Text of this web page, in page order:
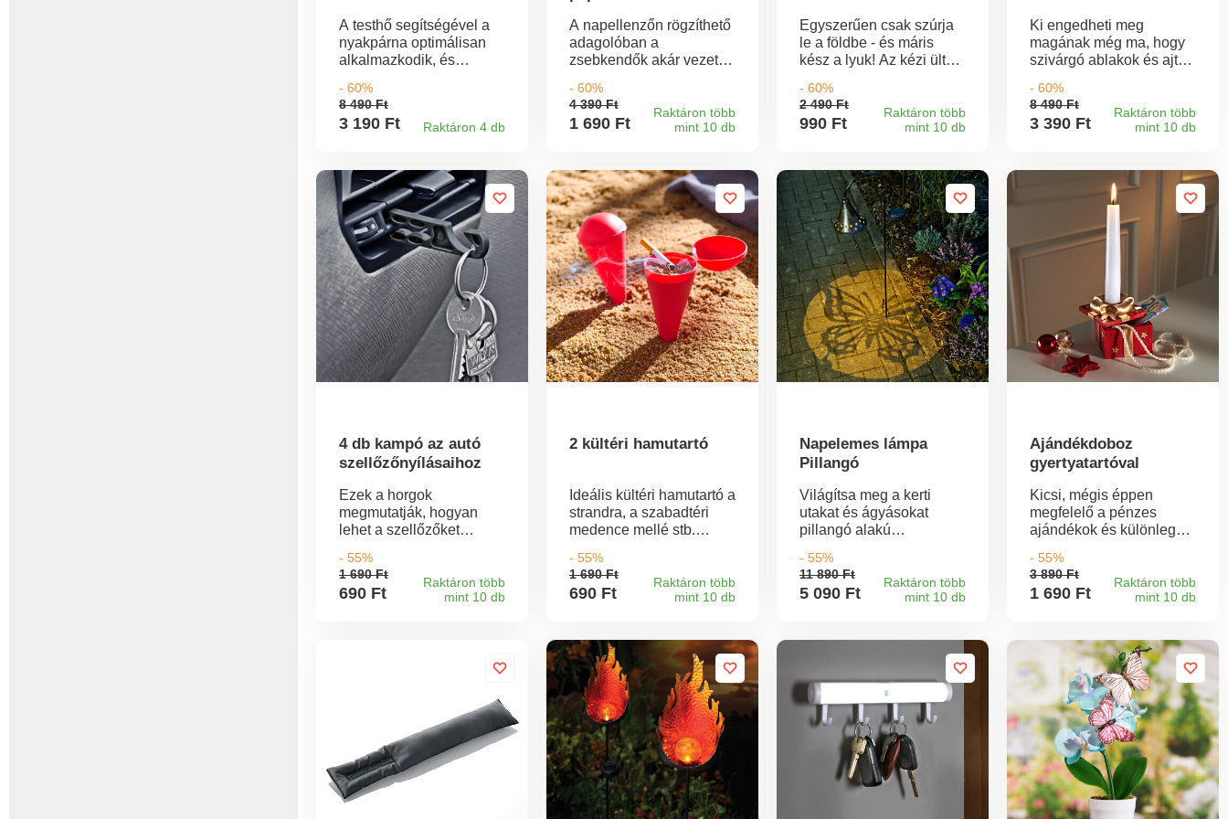
A testhő segítségével a
nyakpárna optimálisan
alkalmazkodik, és
a váll területét.
Egyszerűen rögzítse a
fejtámlához a rugalmas
- 60%
8 490 Ft
3 190 Ft Raktáron 4 db
A napellenzőn rögzíthető
adagolóban a
zsebkendők akár vezetés
Ugyanolyan praktikus,
mint amilyen
helytakarékos - maszkok
- 60%
4 390 Ft
1 690 Ft
Raktáron több
mint 10 db
Egyszerűen csak szúrja
le a földbe - és máris
kész a lyuk! Az kézi ültető
virághagymák és magvak
beültetéséhez szükséges
fáradságos ásástól.
terjedő jelöléssel.
- 60%
2 490 Ft
990 Ft
Raktáron több
mint 10 db
Ki engedheti meg
magának még ma, hogy
szivárgó ablakok és ajtók
viharálló szilikon
csíkokkal – 3M
ragasztószalaggal,
huzatot és a hideget. A
hő a helyiségben marad,
és az ajtó záródik, mint
korábban, öntapadós. 3
szélesség 2,5 cm, 3,5 cm,
hossza 5 m.
- 60%
8 490 Ft
3 390 Ft
Raktáron több
mint 10 db
4 db kampó az autó
szellőzőnyílásaihoz
Ezek a horgok
megmutatják, hogyan
lehet a szellőzőket
Az autóban sok minden
azonnal kéznél van:
kulcsok, kábelek,
- 55%
1 690 Ft
690 Ft
Raktáron több
mint 10 db
2 kültéri hamutartó
Ideális kültéri hamutartó a
strandra, a szabadtéri
medence mellé stb.
hegyes, akár egy
fagylalttölcsér, fedéllel és
bevágással a cigaretta
és kész!
- 55%
1 690 Ft
690 Ft
Raktáron több
mint 10 db
Napelemes lámpa
Pillangó
Világítsa meg a kerti
utakat és ágyásokat
pillangó alakú
napelemes lámpatest
nem igényel kábeleket.
- 55%
11 890 Ft
5 090 Ft
Raktáron több
mint 10 db
Ajándékdoboz
gyertyatartóval
Kicsi, mégis éppen
megfelelő a pénzes
ajándékok és különleges
elegáns ajándékdoboz
gyertyatartóval a fedelén
- dekorációként is
- 55%
3 890 Ft
1 690 Ft
Raktáron több
mint 10 db